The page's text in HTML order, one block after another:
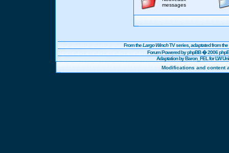
messages
From theLargo WinchTV series, adaptated from
Forum Powered byphpBB� 2006
Adaptation by Baron_FEL for LW
Modifications and content